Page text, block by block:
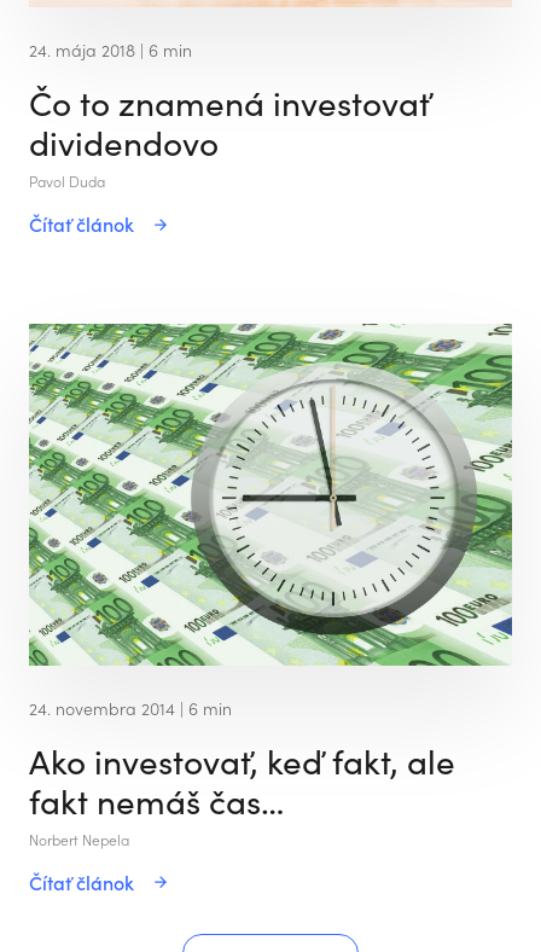
24. mája 2018 | 6 min
Čo to znamená investovať
dividendovo
Pavol Duda
Čítať článok
24. novembra 2014 | 6 min
Ako investovať, keď fakt, ale
fakt nemáš čas…
Norbert Nepela
Čítať článok